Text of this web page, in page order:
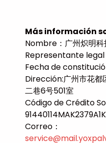
Más información
Nombre：广州炽明科
Representante legal
Fecha de
Dirección:广州市花都
二巷6号501室
Código de Crédito
91440114MAK2379A1K
Correo：
service@mail.